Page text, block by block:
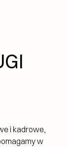
i kadrowe,
w